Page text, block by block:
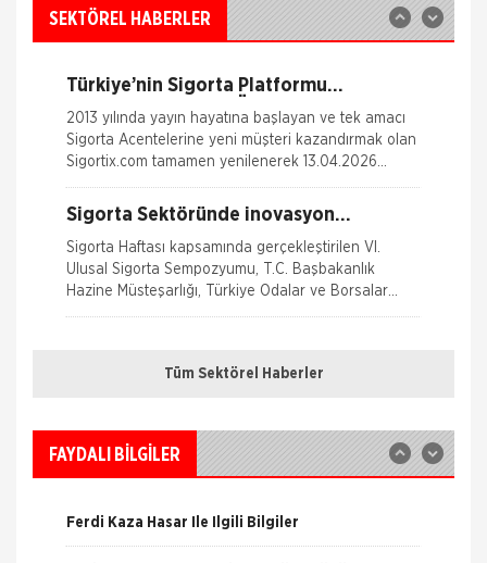
SEKTÖREL HABERLER
ile yayına başlamıştır. Müşterileri Sigorta Acentelerini
Türkiye’nin Sigorta Platformu
Sigortix.com 2000 Üye Sigorta
Acentesi ile Yenilendi
2013 yılında yayın hayatına başlayan ve tek amacı
Sigorta Acentelerine yeni müşteri kazandırmak olan
Sigortix.com tamamen yenilenerek 13.04.2026
tarihinde yüksek teknolojik altyapıs
Sigorta Sektöründe inovasyon
Konuşuldu
Sigorta Haftası kapsamında gerçekleştirilen VI.
Ulusal Sigorta Sempozyumu, T.C. Başbakanlık
Hazine Müsteşarlığı, Türkiye Odalar ve Borsalar
Birliği (TOBB) ve Türkiye Si
Hayata geçirdiği ilkleri ve yenilikçi çözümleriyle
Borçluyuz Ama Birikimi Seviyoruz
Temmuz 2016’da 8 ilde 15 ve üzeri çalışanı olan
şirketlerin çalışanları ile yapılan geniş çaplı otomatik
Tüm Sektörel Haberler
FAYDALI BİLGİLER
ONLİNE Dask Prim Hesaplama
Trafik Hasarı için Gerekli Bilgiler
Yangın Hasarı ile ilgili Bilgiler
Ferdi Kaza Hasar İle İlgili Bilgiler